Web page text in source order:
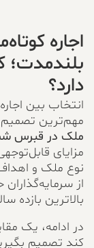
اجاره
بلندمدت؛
دارد؟
انتخاب بین
مهم‌ترین
ملک در قبرس
مزایای
نوع ملک و
از
بالاترین بازده
در ادامه، یک